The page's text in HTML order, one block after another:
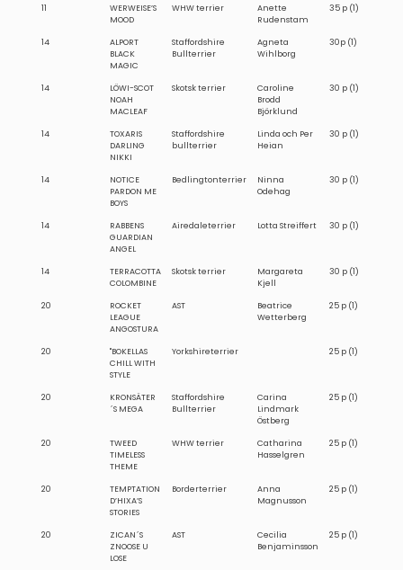
11
WERWEISE’S
MOOD
WHW terrier
Anette
Rudenstam
35 p (1)
14
ALPORT
BLACK
MAGIC
Staffordshire
Bullterrier
Agneta
Wihlborg
30p (1)
14
LÖWI-SCOT
NOAH
MACLEAF
Skotsk terrier
Caroline
Brodd
Björklund
30 p (1)
14
TOXARIS
DARLING
NIKKI
Staffordshire
bullterrier
Linda och Per
Heian
30 p (1)
14
NOTICE
PARDON ME
BOYS
Bedlingtonterrier
Ninna
Odehag
30 p (1)
14
RABBENS
GUARDIAN
ANGEL
Airedaleterrier Lotta Streiffert 30 p (1)
14
TERRACOTTA
COLOMBINE
Skotsk terrier
Margareta
Kjell
30 p (1)
20
ROCKET
LEAGUE
ANGOSTURA
AST
Beatrice
Wetterberg
25 p (1)
20
"BOKELLAS
CHILL WITH
STYLE
Yorkshireterrier 25 p (1)
20
KRONSÄTER
´S MEGA
Staffordshire
Bullterrier
Carina
Lindmark
Östberg
25 p (1)
20
TWEED
TIMELESS
THEME
WHW terrier
Catharina
Hasselgren
25 p (1)
20
TEMPTATION
D’HIXA’S
STORIES
Borderterrier
Anna
Magnusson
25 p (1)
20
ZICAN´S
ZNOOSE U
LOSE
AST
Cecilia
Benjaminsson
25 p (1)